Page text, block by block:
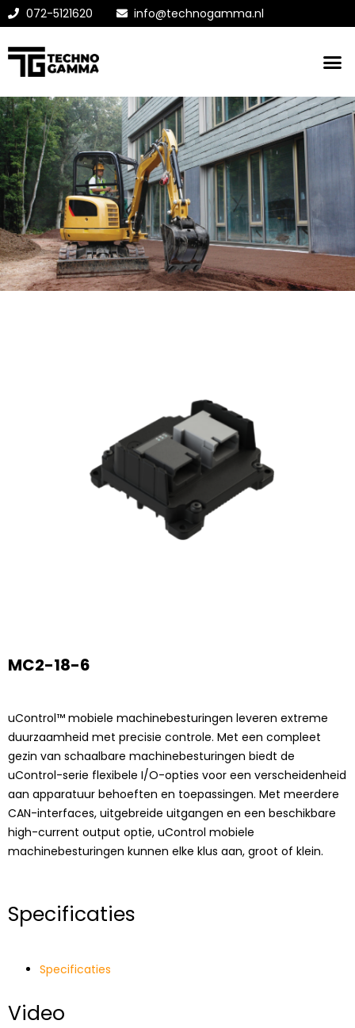
072-5121620 info@technogamma.nl
MC2-18-6
uControl™ mobiele machinebesturingen leveren extreme
duurzaamheid met precisie controle. Met een compleet
gezin van schaalbare machinebesturingen biedt de
uControl-serie flexibele I/O-opties voor een verscheidenheid
aan apparatuur behoeften en toepassingen. Met meerdere
CAN-interfaces, uitgebreide uitgangen en een beschikbare
high-current output optie, uControl mobiele
machinebesturingen kunnen elke klus aan, groot of klein.
Specificaties
Specificaties
Video